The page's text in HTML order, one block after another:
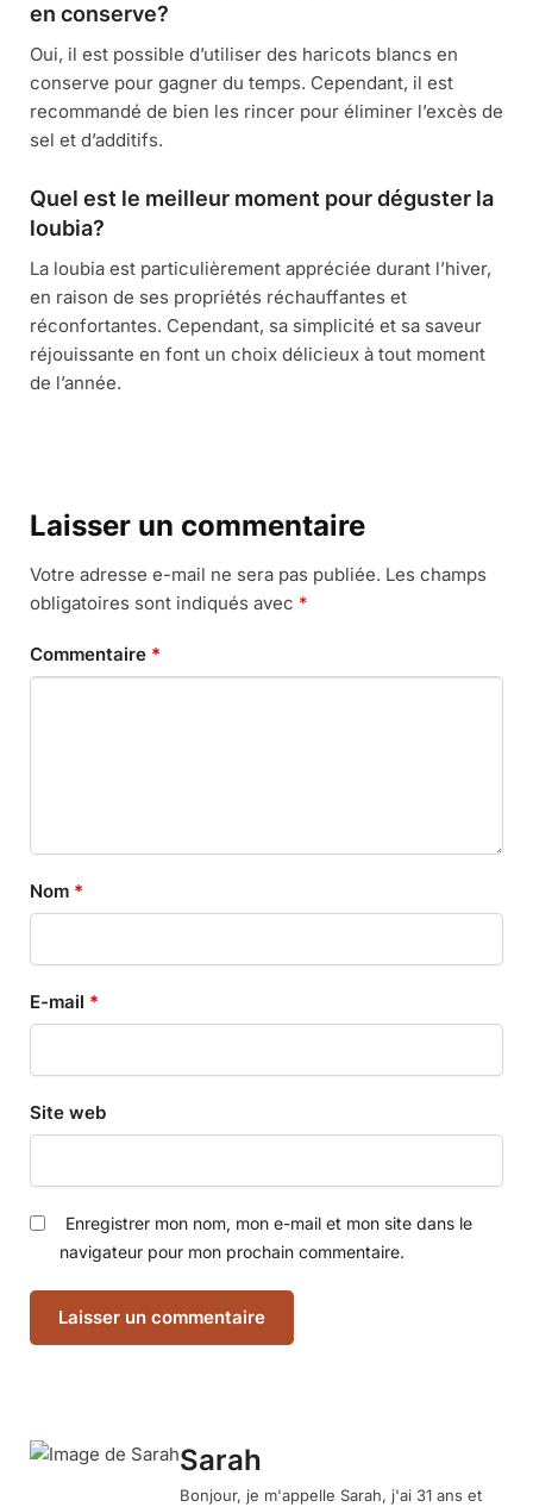
en conserve?
Oui, il est possible d’utiliser des haricots blancs en
conserve pour gagner du temps. Cependant, il est
recommandé de bien les rincer pour éliminer l’excès de
sel et d’additifs.
Quel est le meilleur moment pour déguster la
loubia?
La loubia est particulièrement appréciée durant l’hiver,
en raison de ses propriétés réchauffantes et
réconfortantes. Cependant, sa simplicité et sa saveur
réjouissante en font un choix délicieux à tout moment
de l’année.
Laisser un commentaire
Votre adresse e-mail ne sera pas publiée. Les champs
obligatoires sont indiqués avec *
Commentaire *
Nom *
E-mail *
Site web
Enregistrer mon nom, mon e-mail et mon site dans le
navigateur pour mon prochain commentaire.
Sarah
Bonjour, je m'appelle Sarah, j'ai 31 ans et